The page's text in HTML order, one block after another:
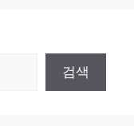
검색